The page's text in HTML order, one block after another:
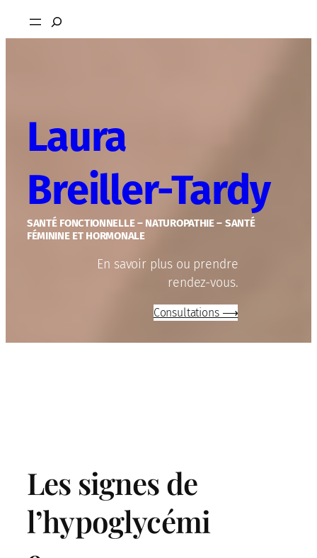
Rechercher
Laura
Breiller-Tardy
SANTÉ FONCTIONNELLE – NATUROPATHIE – SANTÉ
FÉMININE ET HORMONALE
En savoir plus ou prendre
rendez-vous.
Consultations ⟶
Les signes de
l’hypoglycémi